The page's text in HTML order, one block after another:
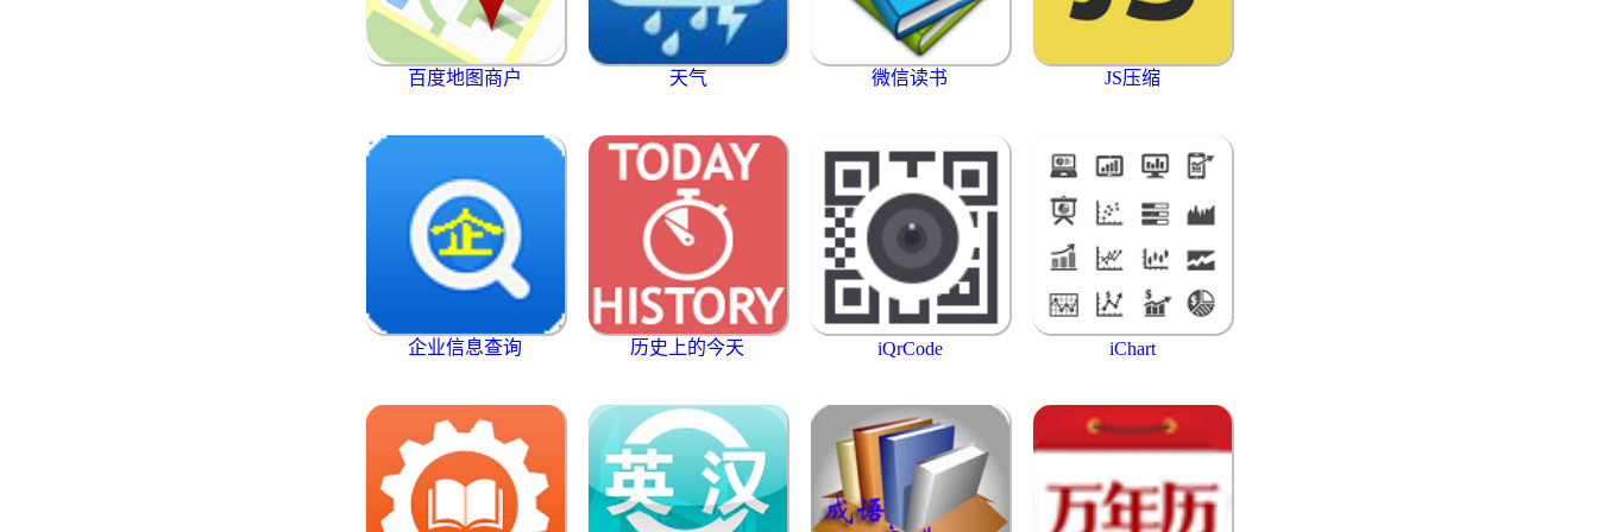
百度地图商户 天气 微信读书 JS压缩
企业信息查询 历史上的今天 iQrCode iChart